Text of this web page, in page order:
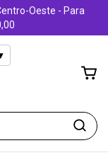
Oeste - Para